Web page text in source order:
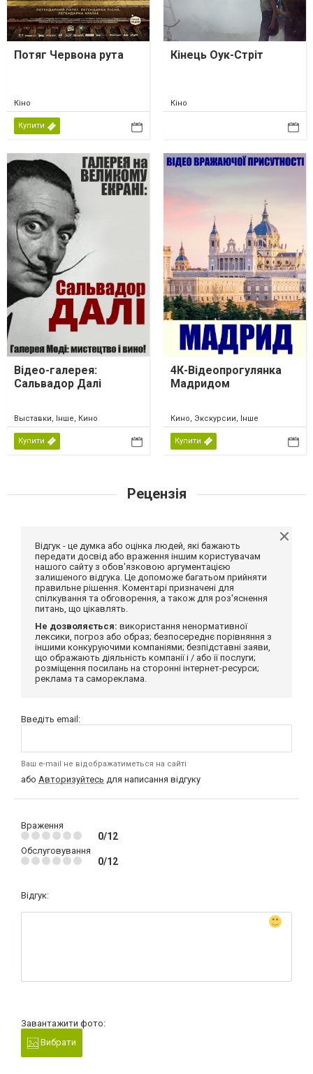
Потяг Червона рута
Кіно
Купити
Кінець Оук-Стріт
Кіно
Відео-галерея:
Сальвадор Далі
Выставки, Інше, Кино
Купити
4К-Відеопрогулянка
Мадридом
Кино, Экскурсии, Інше
Купити
Рецензія
Відгук - це думка або оцінка людей, які бажають
передати досвід або враження іншим користувачам
нашого сайту з обов'язковою аргументацією
залишеного відгука. Це допоможе багатьом прийняти
правильне рішення. Коментарі призначені для
спілкування та обговорення, а також для роз'яснення
питань, що цікавлять.
Не дозволяється: використання ненормативної
лексики, погроз або образ; безпосереднє порівняння з
іншими конкуруючими компаніями; безпідставні заяви,
що ображають діяльність компанії і / або її послуги;
розміщення посилань на сторонні інтернет-ресурси;
реклама та самореклама.
Введіть email:
Ваш e-mail не відображатиметься на сайті
або Авторизуйтесь для написання відгуку
Враження
0/12
Обслуговування
0/12
Відгук:
Завантажити фото:
Вибрати